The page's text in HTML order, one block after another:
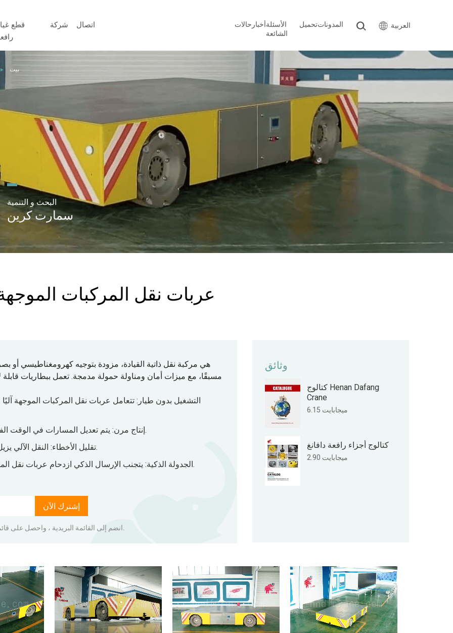
قطع
شركة اتصال حالاتأخبارالأسئلة
الشائعة
تحميلالمدونات العربية
بيت ►
البحث و التنمية
سمارت كرين
عربات نقل المركبات الموجهة
مسبقًا، مع ميزات أمان ومناولة حمولة مدمجة. تعمل ببطاريات
التشغيل بدون طيار: تتعامل عربات نقل المركبات الموجهة
إنتاج مرن: يتم تعديل المسارات في الوقت الفعلي لتتناسب مع سير العمل والمتطلبات المتغيرة.
تقليل الأخطاء: النقل الآلي يزيل التدخل البشري، مما يقلل من الأخطاء التشغيلية.
الجدولة الذكية: يتجنب الإرسال الذكي ازدحام عربات نقل المركبات الموجهة آليًا، مما يضمن إنتاجًا سلسًا وفعالًا.
إشترك الآن
انضم إلى القائمة البريدية ، واحصل على قائمة أسعار المنتجات مباشرة إلى صندوق الوارد الخاص بك.
وثائق
كتالوج Henan Dafang
Crane
6.15 ميجابايت
كتالوج أجزاء رافعة دافانغ
2.90 ميجابايت